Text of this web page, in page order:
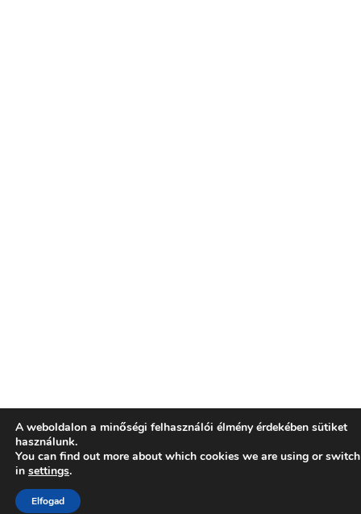
A weboldalon a minőségi felhasználói élmény érdekében sütiket
használunk.
You can find out more about which cookies we are using or
in settings.
Elfogad